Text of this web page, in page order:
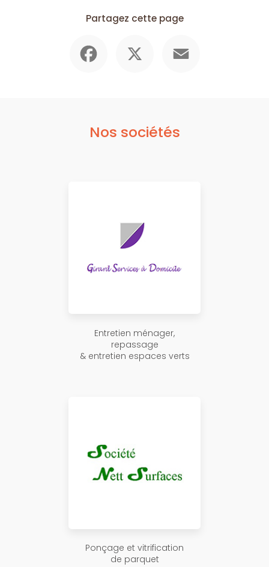
Partagez cette page
Nos sociétés
Entretien ménager,
repassage
& entretien espaces verts
Ponçage et vitrification
de parquet